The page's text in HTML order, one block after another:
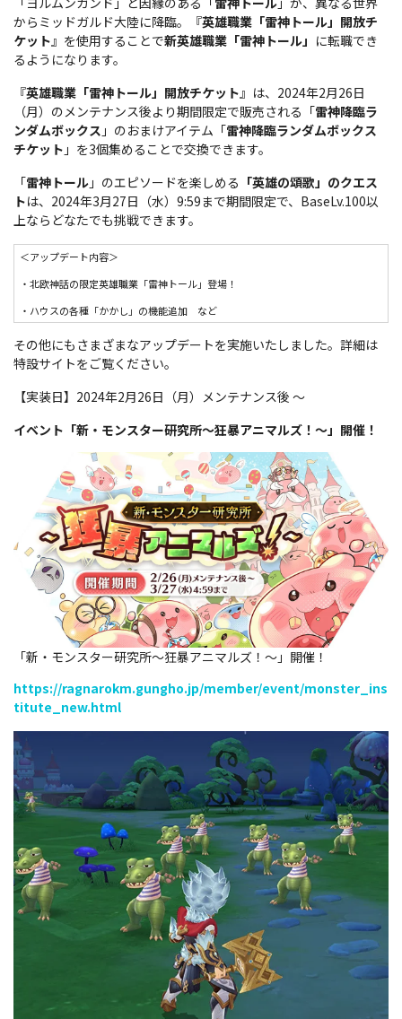
からミッドガルド大陸に降臨。『英雄職業「雷神トール」開放チ
ケット』を使用することで新英雄職業「雷神トール」 に転職でき
るようになります。
『英雄職業「雷神トール」開放チケット』は、2024年2月26日
（月）のメンテナンス後より期間限定で販売される「雷神降臨ラ
ンダムボックス 」のおまけアイテム「雷神降臨ランダムボックス
チケット 」を3個集めることで交換できます。
「雷神トール 」のエピソードを楽しめる 「英雄の頌歌」のクエス
トは、2024年3月27日（水）9:59まで期間限定で、BaseLv.100以
上ならどなたでも挑戦できます。
＜アップデート内容＞
・北欧神話の限定英雄職業「雷神トール」登場！
・ハウスの各種「かかし」の機能追加 など
その他にもさまざまなアップデートを実施いたしました。詳細は
特設サイトをご覧ください。
【実装日】2024年2月26日（月）メンテナンス後 ～
イベント「新・モンスター研究所～狂暴アニマルズ！～」開催！
「新・モンスター研究所～狂暴アニマルズ！～」開催！
https://ragnarokm.gungho.jp/member/event/monster_ins
titute_new.html